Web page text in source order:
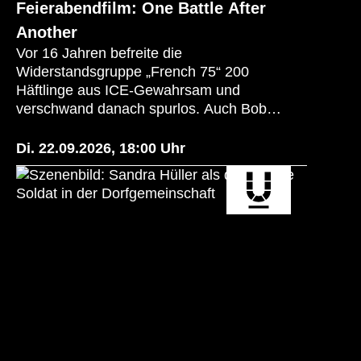
Feierabendfilm: One Battle After
Another
Vor 16 Jahren befreite die
Widerstandsgruppe „French 75“ 200
Häftlinge aus ICE-Gewahrsam und
verschwand danach spurlos. Auch Bob
Paranoia, weil er Rache durch den
ehemaligen ICE-Colonel Steven J. Lockjaw
fürchtet. Als dieser sich einer rassistischen
Miliz anschließt und Bobs Tochter Willa ins
Visier nimmt, stellt sich Bob mit alten
Di. 22.09.2026, 18:00 Uhr